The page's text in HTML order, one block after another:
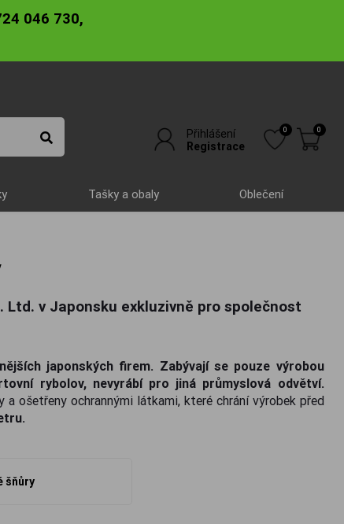
046 730,
Přihlášení
Registrace
0 0
Tašky a obaly Oblečení
Ltd. v Japonsku exkluzivně pro společnost
japonských firem. Zabývají se pouze výrobou
rybolov, nevyrábí pro jiná průmyslová odvětví.
ošetřeny ochrannými látkami, které chrání výrobek před
šňůry